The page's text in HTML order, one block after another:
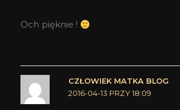
Och pięknie !
CZŁOWIEK MATKA BLOG
2016-04-13 PRZY 18:09